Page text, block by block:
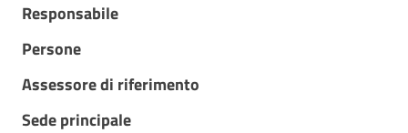
Responsabile
Persone
Assessore di riferimento
Sede principale